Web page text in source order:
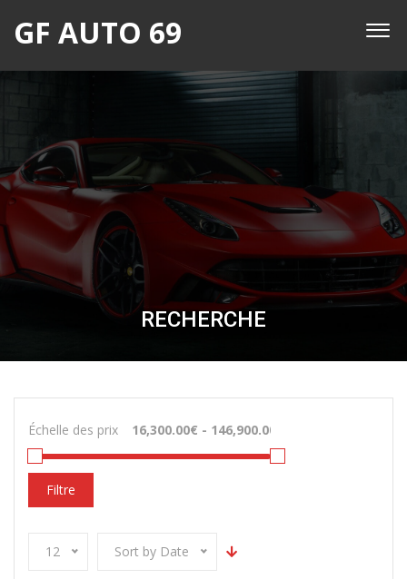
GF AUTO 69
RECHERCHE
Échelle des prix
Filtre
12 Sort by Date